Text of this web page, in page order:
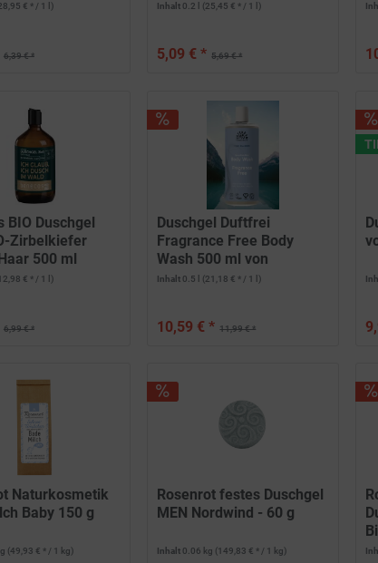
€ * / 1 l)
6,39 € *
Inhalt 0.2 l (25,45 € * / 1 l)
5,69 € *
5,09 € *
BIO Duschgel
Zirbelkiefer
500 ml
€ * / 1 l)
6,99 € *
Duschgel Duftfrei
Fragrance Free Body
Wash 500 ml von
Urtekram
Inhalt 0.5 l (21,18 € * / 1 l)
11,99 € *
10,59 € *
Naturkosmetik
Baby 150 g
(49,93 € * / 1 kg)
Rosenrot festes Duschgel
MEN Nordwind - 60 g
Inhalt 0.06 kg (149,83 € * / 1 kg)